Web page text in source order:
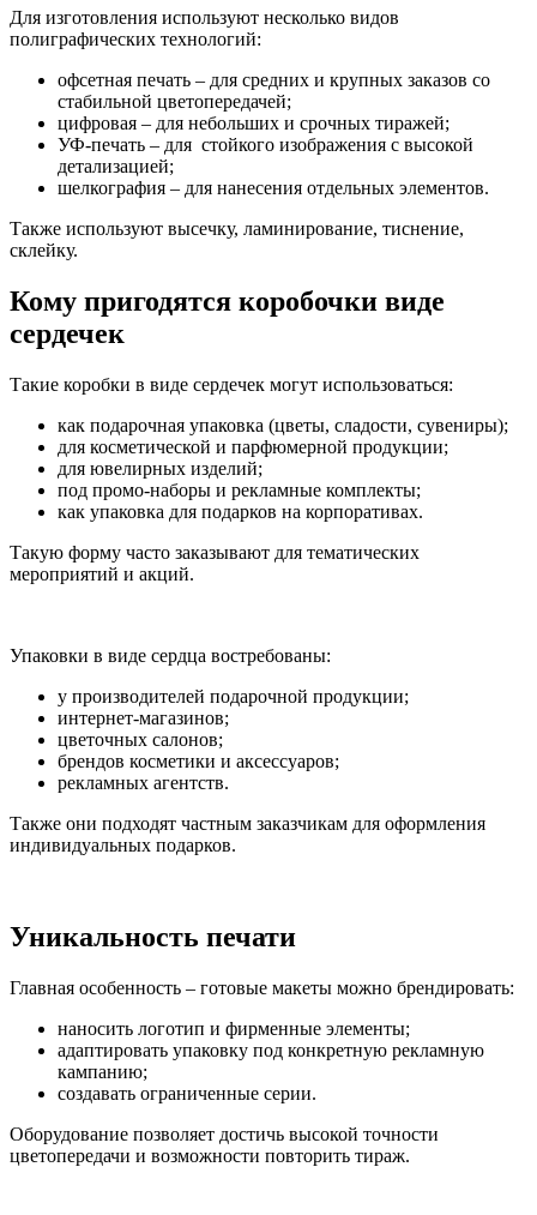
Для изготовления используют несколько видов
полиграфических технологий:
офсетная печать – для средних и крупных заказов со
стабильной цветопередачей;
цифровая – для небольших и срочных тиражей;
УФ-печать – для стойкого изображения с высокой
детализацией;
шелкография – для нанесения отдельных элементов.
Также используют высечку, ламинирование, тиснение,
склейку.
Кому пригодятся коробочки виде
сердечек
Такие коробки в виде сердечек могут использоваться:
как подарочная упаковка (цветы, сладости, сувениры);
для косметической и парфюмерной продукции;
для ювелирных изделий;
под промо-наборы и рекламные комплекты;
как упаковка для подарков на корпоративах.
Такую форму часто заказывают для тематических
мероприятий и акций.
Упаковки в виде сердца востребованы:
у производителей подарочной продукции;
интернет-магазинов;
цветочных салонов;
брендов косметики и аксессуаров;
рекламных агентств.
Также они подходят частным заказчикам для оформления
индивидуальных подарков.
Уникальность печати
Главная особенность – готовые макеты можно брендировать:
наносить логотип и фирменные элементы;
адаптировать упаковку под конкретную рекламную
кампанию;
создавать ограниченные серии.
Оборудование позволяет достичь высокой точности
цветопередачи и возможности повторить тираж.